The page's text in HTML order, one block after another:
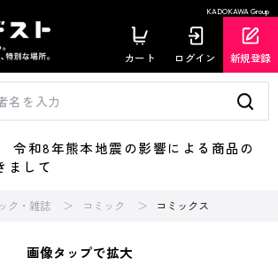
KADOKAWA Group
カート ログイン 新規登録
和8年熊本地震の影響による商品の
まして
ク・雑誌 コミック コミックス
画像タップで拡大